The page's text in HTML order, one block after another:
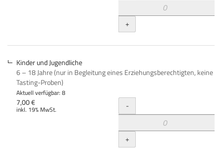
+
Kinder und Jugendliche
6 – 18 Jahre (nur in Begleitung eines Erziehungsberechtigten, keine
Tasting-Proben)
Aktuell verfügbar: 8
7,00 €
inkl. 19% MwSt. Menge
-
+